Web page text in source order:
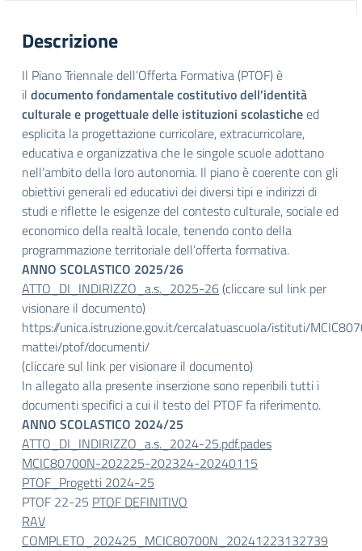
Descrizione
Il Piano Triennale dell’Offerta Formativa (PTOF) è
il documento fondamentale costitutivo dell’identità
culturale e progettuale delle istituzioni scolasticheed
esplicita la progettazione curricolare, extracurricolare,
educativa e organizzativa che le singole scuole adottano
nell’ambito della loro autonomia. Il piano è coerente con gli
obiettivi generali ed educativi dei diversi tipi e indirizzi di
studi e riflette le esigenze del contesto culturale, sociale ed
economico della realtà locale, tenendo conto della
programmazione territoriale dell’offerta formativa.
ANNO SCOLASTICO 2025/26
ATTO_DI_INDIRIZZO_a.s._2025-26 (cliccare sul link per
visionare il documento)
https://unica.istruzione.gov.it/cercalatuascuola/istituti/
mattei/ptof/documenti/
(cliccare sul link per visionare il documento)
In allegato alla presente inserzione sono reperibili tutti i
documenti specifici a cui il testo del PTOF fa riferimento.
ANNO SCOLASTICO 2024/25
ATTO_DI_INDIRIZZO_a.s._2024-25.pdf.pades
MCIC80700N-202225-202324-20240115
PTOF_Progetti 2024-25
PTOF 22-25 PTOF DEFINITIVO
RAV
COMPLETO_202425_MCIC80700N_20241223132739